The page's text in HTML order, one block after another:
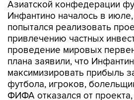
Азиатской конфедерации
Инфантино началось в июле,
попытался реализовать
привлечению частных
проведение мировых
плана заявили, что
максимизировать прибыль
футбола, игроков,
ФИФА отказался от